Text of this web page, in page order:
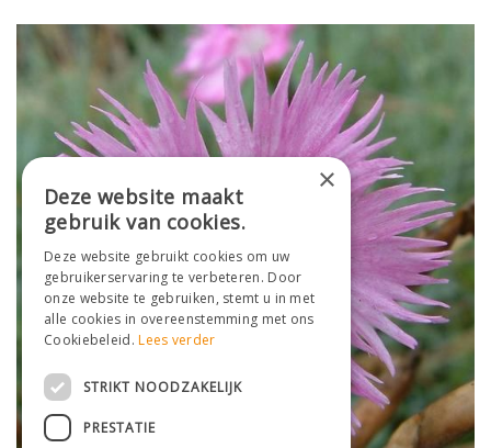
×
Deze website maakt
gebruik van cookies.
Deze website gebruikt cookies om uw
gebruikerservaring te verbeteren. Door
onze website te gebruiken, stemt u in met
alle cookies in overeenstemming met ons
Cookiebeleid.Lees verder
STRIKT NOODZAKELIJK
PRESTATIE